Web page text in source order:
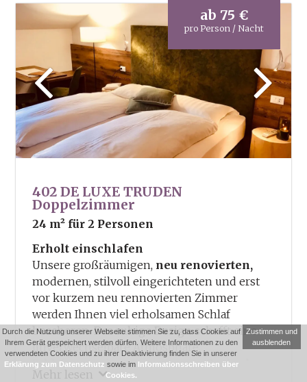
Verleih von Wanderstöcken und
Wanderrucksack
2x in der Woche geführte Wanderungen
Wanderkarten und Wanderbroschüren
ab 75 €
pro Person / Nacht
402 DE LUXE TRUDEN
Doppelzimmer
24 m² für 2 Personen
Erholt einschlafen
Unsere großräumigen, neu renovierten,
modernen, stilvoll eingerichteten und erst
vor kurzem neu rennovierten Zimmer
werden Ihnen viel erholsamen Schlaf
bescheren. Das ruhige Design schafft eine
unverwechselbare Atmosphäre.
Schlafgenuss in unserenneuen Springbox-
Mehr lesen
Durch die Nutzung unserer Webseite stimmen Sie zu, dass Cookies auf
Ihrem Gerät gespeichert werden dürfen. Weitere Informationen zu den
verwendeten Cookies und zu ihrer Deaktivierung finden Sie in unserer
Erklärung zum Datenschutz sowie im Informationsschreiben über
Cookies.
Zustimmen und
ausblenden